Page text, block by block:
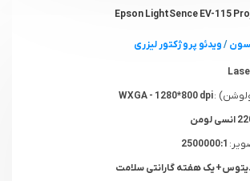
/ویدئو پروژکتور لیزری
:
لومن